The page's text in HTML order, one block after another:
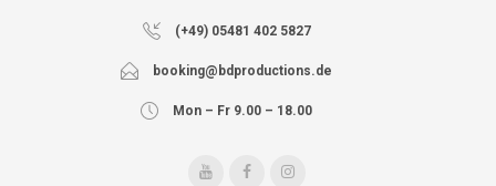
(+49) 05481 402 5827
booking@bdproductions.de
Mon – Fr 9.00 – 18.00